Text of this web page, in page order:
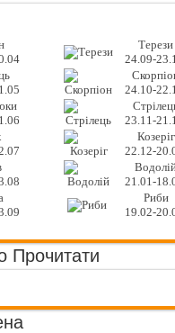
Терези
24.09-
24.10-
23.11-
Козеріг
22.12-
21.01-
Риби
19.02-
Прочитати